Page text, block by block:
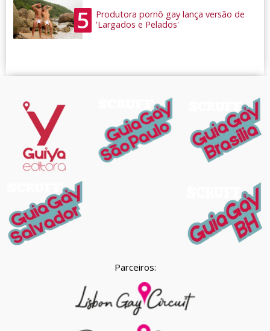
5
Produtora pornô gay lança versão de
'Largados e Pelados'
Parceiros: